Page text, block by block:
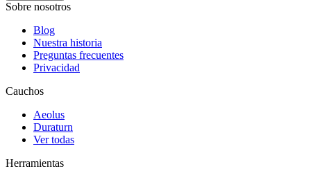
Sobre nosotros
Blog
Nuestra historia
Preguntas frecuentes
Privacidad
Cauchos
Aeolus
Duraturn
Ver todas
Herramientas